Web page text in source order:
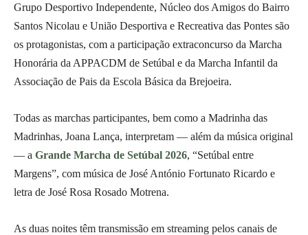
Grupo Desportivo Independente, Núcleo dos Amigos do Bairro
Santos Nicolau e União Desportiva e Recreativa das Pontes são
os protagonistas, com a participação extraconcurso da Marcha
Honorária da APPACDM de Setúbal e da Marcha Infantil da
Associação de Pais da Escola Básica da Brejoeira.
Todas as marchas participantes, bem como a Madrinha das
Madrinhas, Joana Lança, interpretam — além da música original
— a Grande Marcha de Setúbal 2026, “Setúbal entre
Margens”, com música de José António Fortunato Ricardo e
letra de José Rosa Rosado Motrena.
As duas noites têm transmissão em streaming pelos canais de